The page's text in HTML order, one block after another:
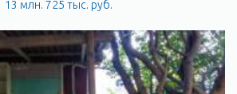
13 млн. 725 тыс. руб.